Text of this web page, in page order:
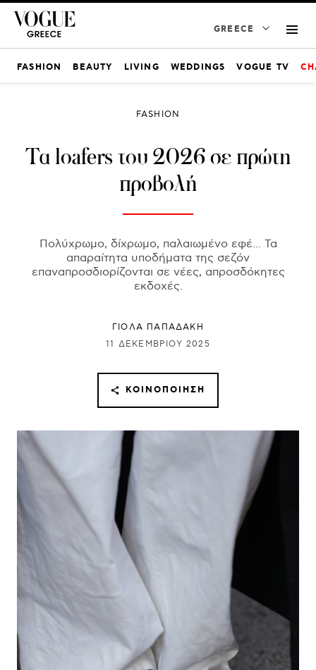
GREECE
FASHION BEAUTY LIVING WEDDINGS VOGUE TV
FASHION
Τα loafers του 2026 σε πρώτη
προβολή
Πολύχρωμο, δίχρωμο, παλαιωμένο εφέ... Τα
απαραίτητα υποδήματα της σεζόν
επαναπροσδιορίζονται σε νέες, απροσδόκητες
εκδοχές.
ΓΙΌΛΑ ΠΑΠΑΔΆΚΗ
11 ΔΕΚΕΜΒΡΊΟΥ 2025
ΚΟΙΝΟΠΟΊΗΣΗ